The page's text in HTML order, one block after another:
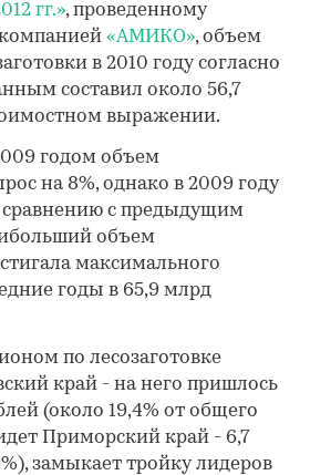
гг.», проведенному
«АМИКО», объем
в 2010 году согласно
составил около 56,7
выражении.
годом объем
на 8%, однако в 2009 году
с предыдущим
объем
максимального
годы в 65,9 млрд
по лесозаготовке
край - на него пришлось
(около 19,4% от общего
Приморский край - 6,7
замыкает тройку лидеров